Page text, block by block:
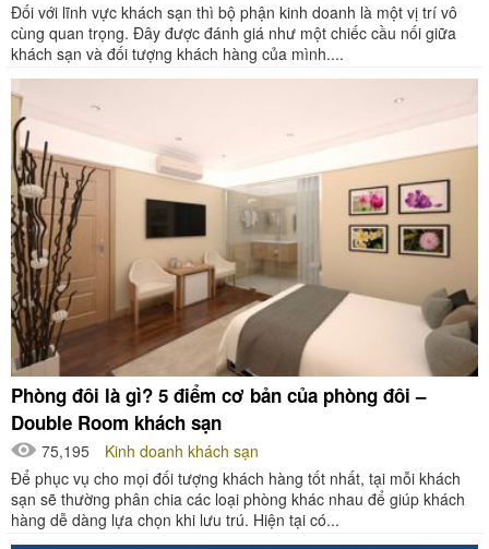
Đối với lĩnh vực khách sạn thì bộ phận kinh doanh là một vị trí vô
cùng quan trọng. Đây được đánh giá như một chiếc cầu nối giữa
khách sạn và đối tượng khách hàng của mình....
Phòng đôi là gì? 5 điểm cơ bản của phòng đôi –
Double Room khách sạn
75,195
Kinh doanh khách sạn
Để phục vụ cho mọi đối tượng khách hàng tốt nhất, tại mỗi khách
sạn sẽ thường phân chia các loại phòng khác nhau để giúp khách
hàng dễ dàng lựa chọn khi lưu trú. Hiện tại có...